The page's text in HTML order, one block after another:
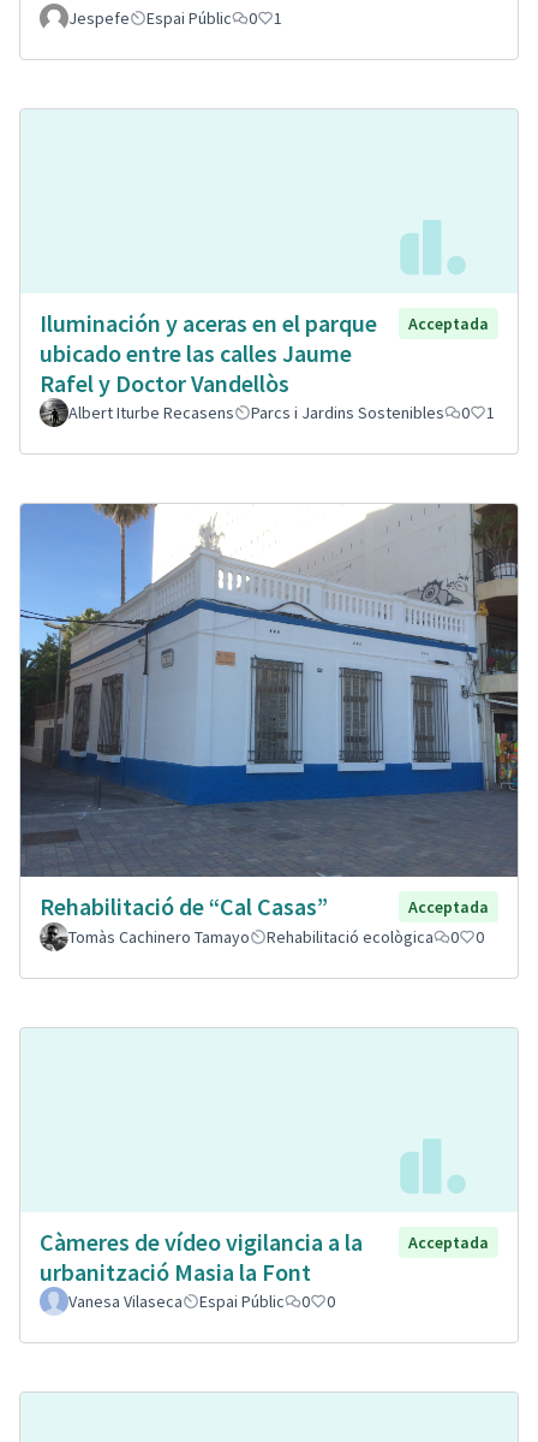
Jespefe Espai Públic 0 1
Iluminación y aceras en el parque
ubicado entre las calles Jaume
Rafel y Doctor Vandellòs
Acceptada
Albert Iturbe Recasens Parcs i Jardins Sostenibles 0 1
Rehabilitació de “Cal Casas”
Acceptada
Tomàs Cachinero Tamayo
Rehabilitació ecològica 0 0
Càmeres de vídeo vigilancia a la
urbanització Masia la Font
Acceptada
Vanesa Vilaseca Espai Públic 0 0